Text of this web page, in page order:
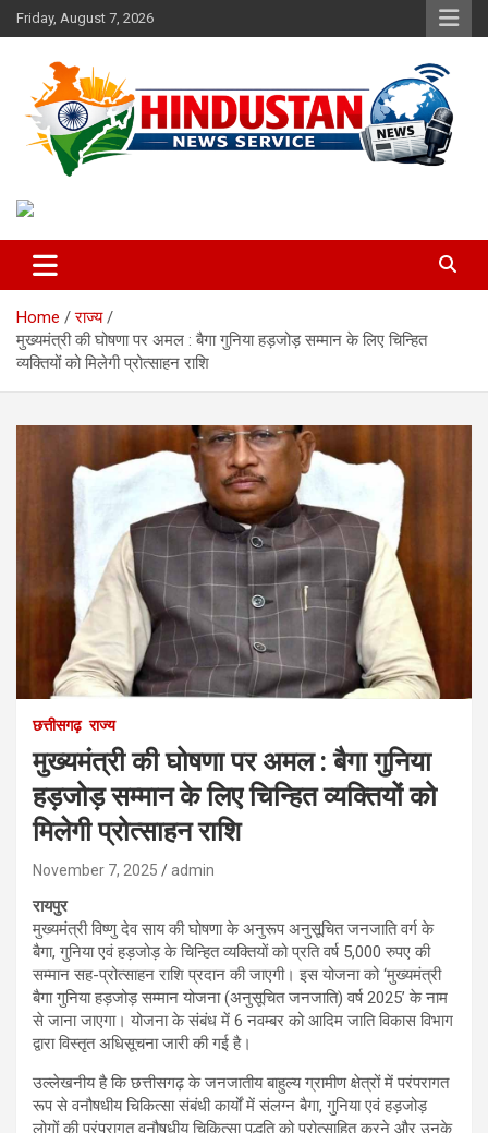
Skip
to
Friday, August 7, 2026
Hindustan News Service
Home
राज्य
मुख्यमंत्री की घोषणा पर अमल : बैगा गुनिया हड़जोड़ सम्मान के लिए चिन्हित
व्यक्तियों को मिलेगी प्रोत्साहन राशि
छत्तीसगढ़ राज्य
मुख्यमंत्री की घोषणा पर अमल : बैगा गुनिया
हड़जोड़ सम्मान के लिए चिन्हित व्यक्तियों को
मिलेगी प्रोत्साहन राशि
November 7, 2025 admin
रायपुर
मुख्यमंत्री विष्णु देव साय की घोषणा के अनुरूप अनुसूचित जनजाति वर्ग के
बैगा, गुनिया एवं हड़जोड़ के चिन्हित व्यक्तियों को प्रति वर्ष 5,000 रुपए की
सम्मान सह-प्रोत्साहन राशि प्रदान की जाएगी। इस योजना को ‘मुख्यमंत्री
बैगा गुनिया हड़जोड़ सम्मान योजना (अनुसूचित जनजाति) वर्ष 2025’ के नाम
से जाना जाएगा। योजना के संबंध में 6 नवम्बर को आदिम जाति विकास विभाग
द्वारा विस्तृत अधिसूचना जारी की गई है।
उल्लेखनीय है कि छत्तीसगढ़ के जनजातीय बाहुल्य ग्रामीण क्षेत्रों में परंपरागत
रूप से वनौषधीय चिकित्सा संबंधी कार्यों में संलग्न बैगा, गुनिया एवं हड़जोड़
लोगों की परंपरागत वनौषधीय चिकित्सा पद्धति को प्रोत्साहित करने और उनके